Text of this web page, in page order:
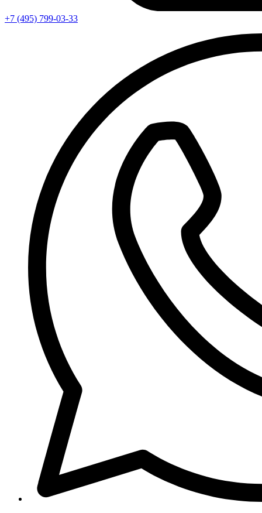
+7 (495) 799-03-33